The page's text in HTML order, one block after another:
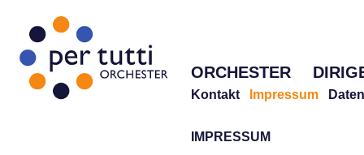
ORCHESTER
Kontakt Impressum
IMPRESSUM